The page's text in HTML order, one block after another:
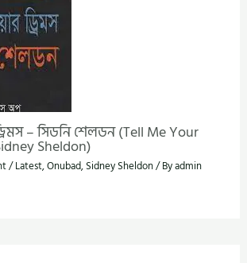
– সিডনি শেলডন (Tell Me Your
Sheldon)
/Latest,Onubad, Sidney Sheldon/ Byadmin